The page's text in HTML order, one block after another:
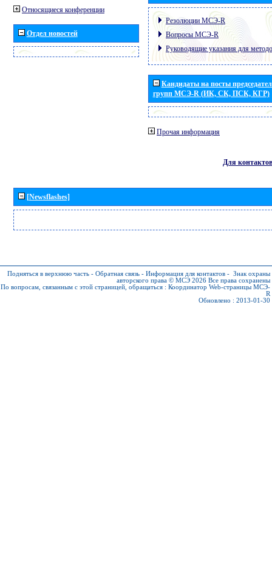
Относящиеся конференции
Отдел новостей
Резолюции МСЭ-R
Вопросы МСЭ-R
Руководящие указания для
Кандидаты на посты
групп МСЭ-R (ИК, СК, ПСК, КГР)
Прочая информация
Для контактов
[Newsflashes]
Подняться в верхнюю часть - Обратная связь - Информация для контактов - Знак охраны
авторского права © МСЭ 2026 Все права сохранены
По вопросам, связанным с этой страницей, обращаться : Координатор Web-страницы МСЭ-
R
Обновлено : 2013-01-30